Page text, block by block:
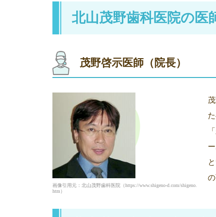
北山茂野歯科医院の医
茂野啓示医師（院長）
画像引用元：北山茂野歯科医院（https://www.shigeno-d.com/shigeno.
htm）